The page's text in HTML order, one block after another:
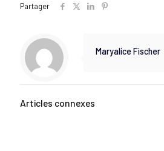
Partager
Maryalice Fischer
Articles connexes